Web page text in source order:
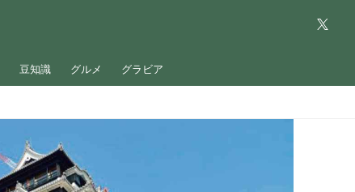
豆知識 グルメ グラビア